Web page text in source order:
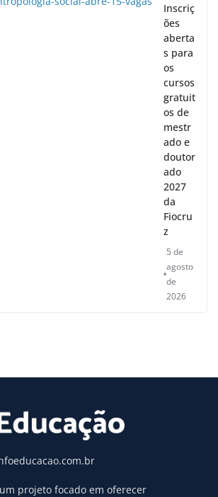
Inscriç
ões
aberta
s para
os
cursos
gratuit
os de
mestr
ado e
doutor
ado
2027
da
Fiocru
z
5 de
agosto
de
2026
projeto focado em oferecer